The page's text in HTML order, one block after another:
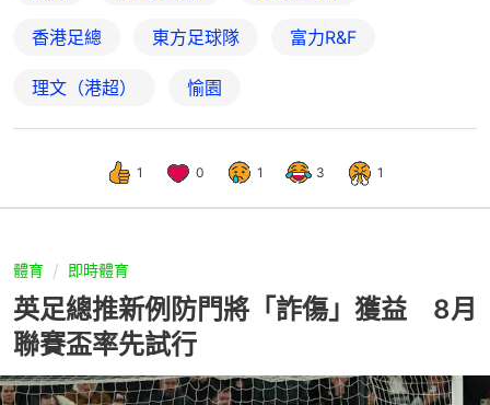
香港足總 東方足球隊 富力R&F
理文（港超） 愉園
1 0 1 3 1
體育 即時體育
英足總推新例防門將「詐傷」獲益 8月
聯賽盃率先試行